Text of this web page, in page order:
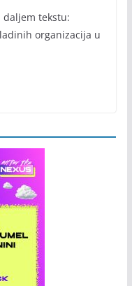
daljem tekstu:
organizacija u